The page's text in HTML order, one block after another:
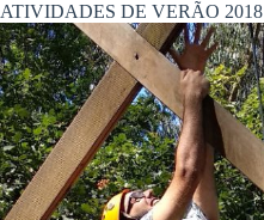
ATIVIDADES DE VERÃO 2018